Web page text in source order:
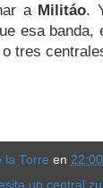
a Militáo.
esa
tres
la Torre en 22:00
un central